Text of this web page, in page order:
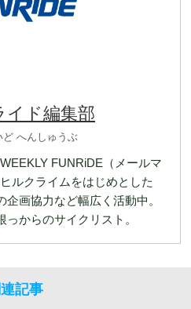
イド編集部
ど へんしゅうぶ
FUNRiDE（メールマ
ルクライムをはじめとした
画協力など幅広く活動中。
からのサイクリスト。
記事